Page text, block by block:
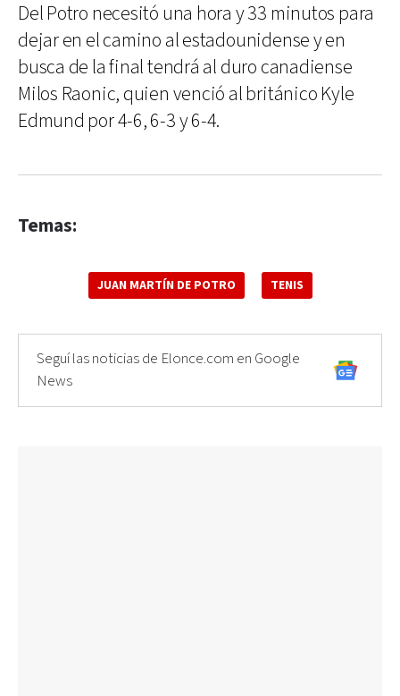
Del Potro necesitó una hora y 33 minutos para
dejar en el camino al estadounidense y en
busca de la final tendrá al duro canadiense
Milos Raonic, quien venció al británico Kyle
Edmund por 4-6, 6-3 y 6-4.
Temas:
JUAN MARTÍN DE POTRO TENIS
Seguí las noticias de Elonce.com en Google
News